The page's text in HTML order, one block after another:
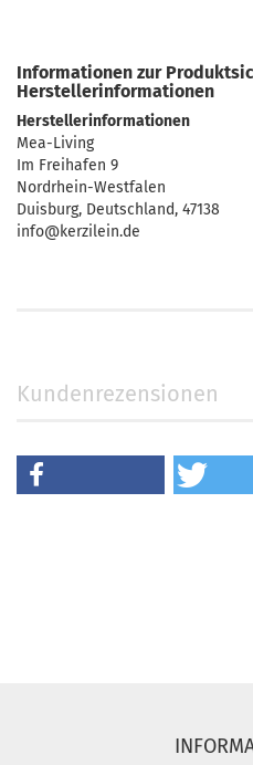
Informationen zur
Herstellerinformationen
Herstellerinformationen
Mea-Living
Im Freihafen 9
Nordrhein-Westfalen
Duisburg, Deutschland, 47138
info@kerzilein.de
Kundenrezensionen